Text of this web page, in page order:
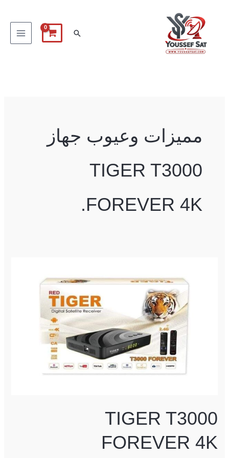
البحث
مميزات وعيوب جهاز
TIGER T3000
FOREVER 4K.
TIGER T3000
FOREVER 4K